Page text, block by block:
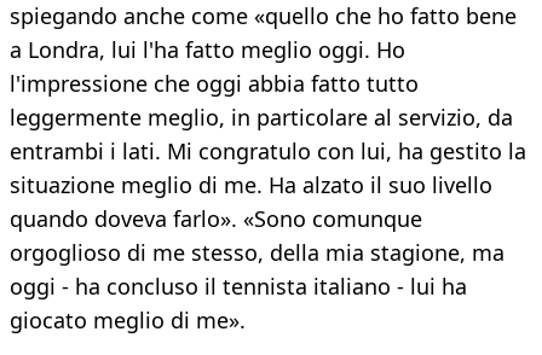
spiegando anche come «quello che ho fatto bene
a Londra, lui l'ha fatto meglio oggi. Ho
l'impressione che oggi abbia fatto tutto
leggermente meglio, in particolare al servizio, da
entrambi i lati. Mi congratulo con lui, ha gestito la
situazione meglio di me. Ha alzato il suo livello
quando doveva farlo». «Sono comunque
orgoglioso di me stesso, della mia stagione, ma
oggi - ha concluso il tennista italiano - lui ha
giocato meglio di me».